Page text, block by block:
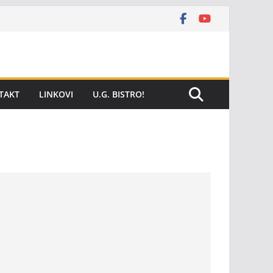
LINKOVI U.G. BISTRO!